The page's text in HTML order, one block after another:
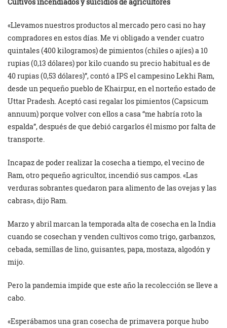
«Llevamos nuestros productos al mercado pero casi no hay
compradores en estos días. Me vi obligado a vender cuatro
quintales (400 kilogramos) de pimientos (chiles o ajíes) a 10
rupias (0,13 dólares) por kilo cuando su precio habitual es de
40 rupias (0,53 dólares)”, contó a IPS el campesino Lekhi Ram,
desde un pequeño pueblo de Khairpur, en el norteño estado de
Uttar Pradesh. Aceptó casi regalar los pimientos (Capsicum
annuum) porque volver con ellos a casa “me habría roto la
espalda”, después de que debió cargarlos él mismo por falta de
transporte.
Incapaz de poder realizar la cosecha a tiempo, el vecino de
Ram, otro pequeño agricultor, incendió sus campos. «Las
verduras sobrantes quedaron para alimento de las ovejas y las
cabras», dijo Ram.
Marzo y abril marcan la temporada alta de cosecha en la India
cuando se cosechan y venden cultivos como trigo, garbanzos,
cebada, semillas de lino, guisantes, papa, mostaza, algodón y
mijo.
Pero la pandemia impide que este año la recolección se lleve a
cabo.
«Esperábamos una gran cosecha de primavera porque hubo